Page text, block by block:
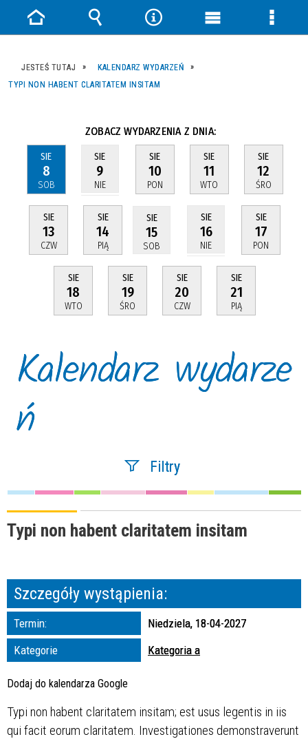
JESTEŚ TUTAJ
KALENDARZ WYDARZEŃ
TYPI NON HABENT CLARITATEM INSITAM
ZOBACZ WYDARZENIA Z DNIA:
SIE
8
SOB
SIE
9
NIE
SIE
10
PON
SIE
11
WTO
SIE
12
ŚRO
SIE
13
CZW
SIE
14
PIĄ
SIE
15
SOB
SIE
16
NIE
SIE
17
PON
SIE
18
WTO
SIE
19
ŚRO
SIE
20
CZW
SIE
21
PIĄ
Kalendarz wydarze
ń
Filtry
Trwające w
zakresie
Miejsce
Typi non habent claritatem insitam
Szczegóły wystąpienia:
Termin:
Niedziela, 18-04-2027
Kategorie
Kategoria a
Dodaj do kalendarza Google
Typi non habent claritatem insitam; est usus legentis in iis
qui facit eorum claritatem. Investigationes demonstraverunt
Strona
główna
Wyszukiwarka
NarzędziaMenu
Menu